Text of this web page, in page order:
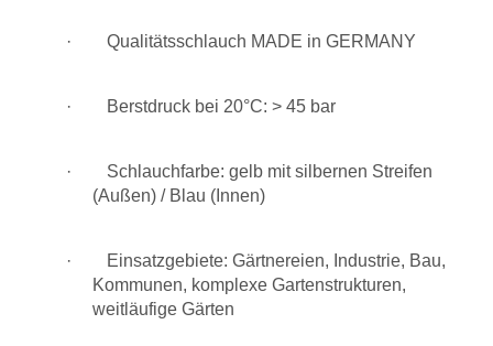
· Qualitätsschlauch MADE in GERMANY
· Berstdruck bei 20°C: > 45 bar
· Schlauchfarbe: gelb mit silbernen Streifen
(Außen) / Blau (Innen)
· Einsatzgebiete: Gärtnereien, Industrie, Bau,
Kommunen, komplexe Gartenstrukturen,
weitläufige Gärten